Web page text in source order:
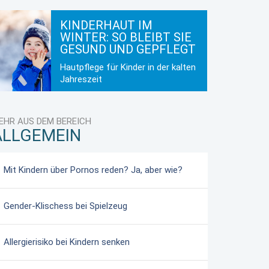
KINDERHAUT IM
WINTER: SO BLEIBT SIE
GESUND UND GEPFLEGT
Hautpflege für Kinder in der kalten
Jahreszeit
AUS DEM BEREICH
Mit Kindern über Pornos reden? Ja, aber wie?
Gender-Klischess bei Spielzeug
Allergierisiko bei Kindern senken